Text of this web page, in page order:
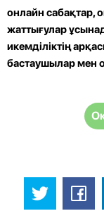
онлайн сабақтар,
жаттығулар
икемділіктің
бастаушылар мен